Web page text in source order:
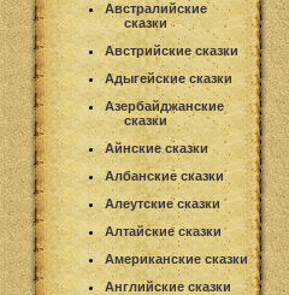
Австралийские
сказки
Австрийские сказки
Адыгейские сказки
Азербайджанские
сказки
Айнские сказки
Албанские сказки
Алеутские сказки
Алтайские сказки
Американские сказки
Английские сказки